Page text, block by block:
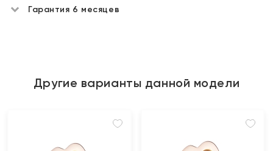
Гарантия 6 месяцев
Другие варианты данной модели